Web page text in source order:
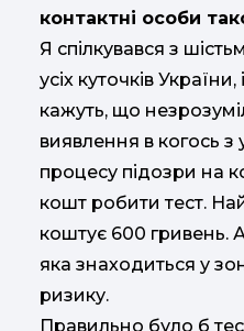
контактні особи
Я спілкувався з
усіх куточків
кажуть, що
виявлення в когось з
процесу підозри на
кошт робити тест.
коштує 600 гривень.
яка знаходиться у
ризику.
Правильно було б